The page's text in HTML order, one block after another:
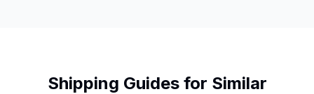
Shipping Guides for Similar